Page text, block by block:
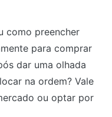
como preencher
para comprar
dar uma olhada
na ordem? Vale
ou optar por